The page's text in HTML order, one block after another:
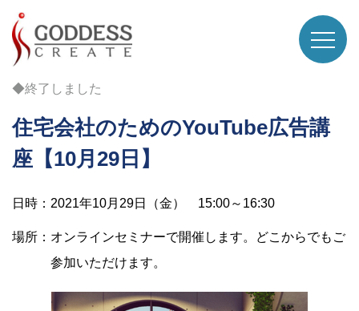
◆終了しました
住宅会社のためのYouTube広告講
座【10月29日】
日時：2021年10月29日（金） 15:00～16:30
場所：オンラインセミナーで開催します。どこからでもご
参加いただけます。